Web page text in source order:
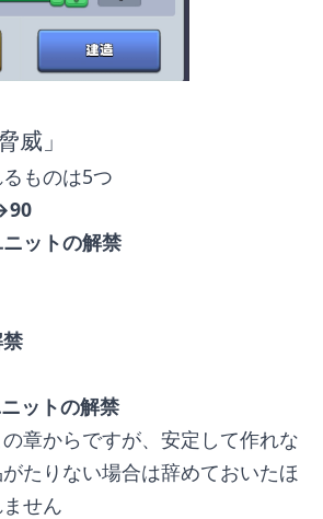
威」
ものは5つ
ットの解禁
ットの解禁
章からですが、安定して作れな
たりない場合は辞めておいたほ
せん